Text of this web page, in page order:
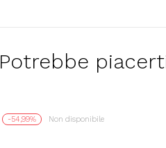
Potrebbe
-54,99% Non disponibile